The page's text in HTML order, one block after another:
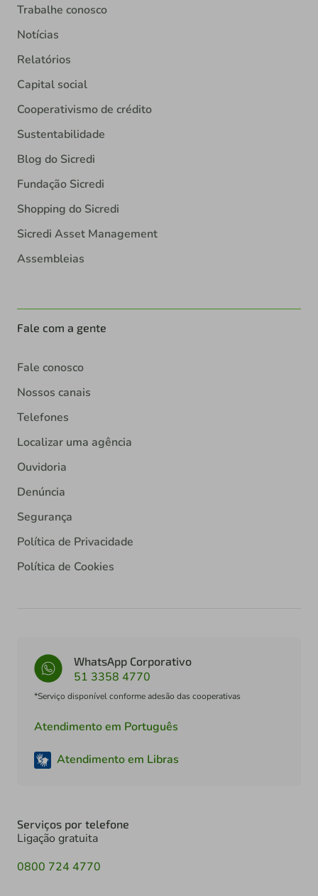
Trabalhe conosco
Notícias
Relatórios
Capital social
Cooperativismo de crédito
Sustentabilidade
Blog do Sicredi
Fundação Sicredi
Shopping do Sicredi
Sicredi Asset Management
Assembleias
Fale com a gente
Fale conosco
Nossos canais
Telefones
Localizar uma agência
Ouvidoria
Denúncia
Segurança
Política de Privacidade
Política de Cookies
WhatsApp Corporativo
51 3358 4770
*Serviço disponível conforme adesão das cooperativas
Atendimento em Português
Atendimento em Libras
Serviços por telefone
Ligação gratuita
0800 724 4770